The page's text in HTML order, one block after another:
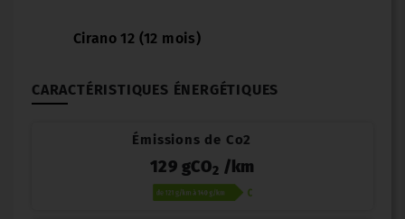
Cirano 12 (12 mois)
CARACTÉRISTIQUES ÉNERGÉTIQUES
Émissions de Co2
129 gCO2 /km